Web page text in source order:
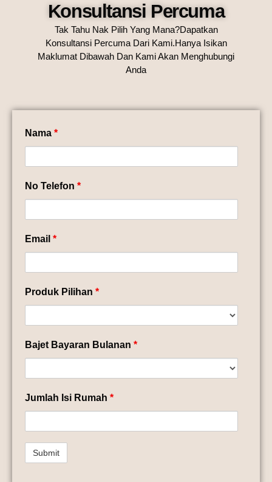
Konsultansi Percuma
Tak Tahu Nak Pilih Yang Mana?Dapatkan
Konsultansi Percuma Dari Kami.Hanya Isikan
Maklumat Dibawah Dan Kami Akan Menghubungi
Anda
Nama *
No Telefon *
Email *
Produk Pilihan *
Bajet Bayaran Bulanan *
Jumlah Isi Rumah *